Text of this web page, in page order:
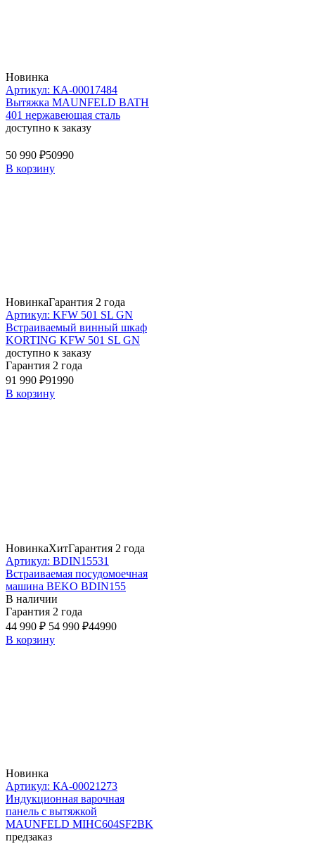
Новинка
Артикул: КА-00017484
Вытяжка MAUNFELD BATH
401 нержавеющая сталь
доступно к заказу
50 990 ₽50990
В корзину
НовинкаГарантия 2 года
Артикул: KFW 501 SL GN
Встраиваемый винный шкаф
KORTING KFW 501 SL GN
доступно к заказу
Гарантия 2 года
91 990 ₽91990
В корзину
НовинкаХитГарантия 2 года
Артикул: BDIN15531
Встраиваемая посудомоечная
машина BEKO BDIN155
В наличии
Гарантия 2 года
44 990 ₽ 54 990 ₽44990
В корзину
Новинка
Артикул: КА-00021273
Индукционная варочная
панель с вытяжкой
MAUNFELD MIHC604SF2BK
предзаказ